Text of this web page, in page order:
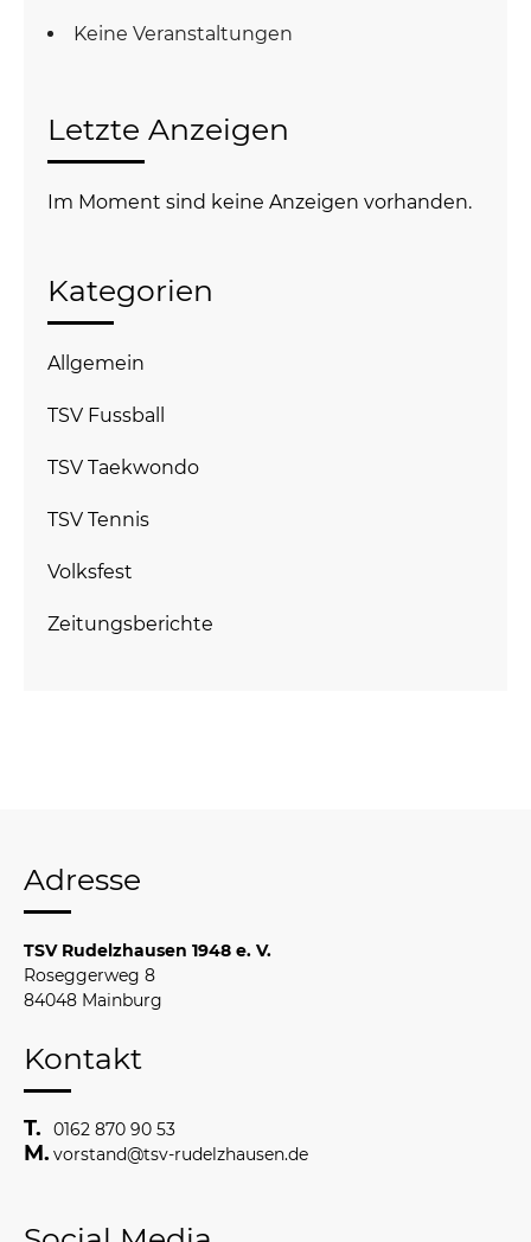
Keine Veranstaltungen
Letzte Anzeigen
Im Moment sind keine Anzeigen vorhanden.
Kategorien
Allgemein
TSV Fussball
TSV Taekwondo
TSV Tennis
Volksfest
Zeitungsberichte
Adresse
TSV Rudelzhausen 1948 e. V.
Roseggerweg 8
84048 Mainburg
Kontakt
0162 870 90 53
vorstand@tsv-rudelzhausen.de